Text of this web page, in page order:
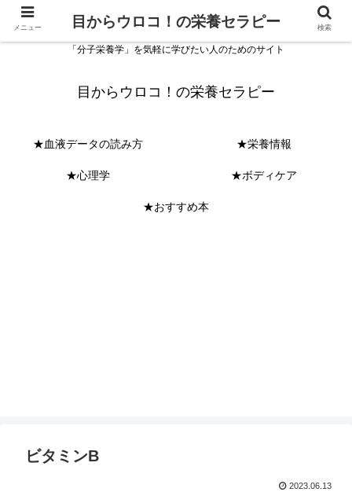
「分子栄養学」を気軽に学びたい人のためのサイト
目からウロコ！の栄養セラピー
★血液データの読み方 ★栄養情報
★心理学 ★ボディケア
★おすすめ本
ビタミンB
2023.06.13
メニュー 目からウロコ！の栄養セラピー 検索